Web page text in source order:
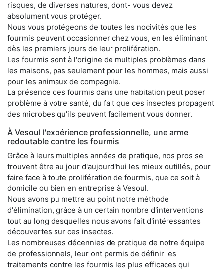
risques, de diverses natures, dont- vous devez
absolument vous protéger.
Nous vous protégeons de toutes les nocivités que les
fourmis peuvent occasionner chez vous, en les éliminant
dès les premiers jours de leur prolifération.
Les fourmis sont à l'origine de multiples problèmes dans
les maisons, pas seulement pour les hommes, mais aussi
pour les animaux de compagnie.
La présence des fourmis dans une habitation peut poser
problème à votre santé, du fait que ces insectes propagent
des microbes qu'ils peuvent facilement vous donner.
À Vesoul l'expérience professionnelle, une arme
redoutable contre les fourmis
Grâce à leurs multiples années de pratique, nos pros se
trouvent être au jour d'aujourd'hui les mieux outillés, pour
faire face à toute prolifération de fourmis, que ce soit à
domicile ou bien en entreprise à Vesoul.
Nous avons pu mettre au point notre méthode
d'élimination, grâce à un certain nombre d'interventions
tout au long desquelles nous avons fait d'intéressantes
découvertes sur ces insectes.
Les nombreuses décennies de pratique de notre équipe
de professionnels, leur ont permis de définir les
traitements contre les fourmis les plus efficaces qui